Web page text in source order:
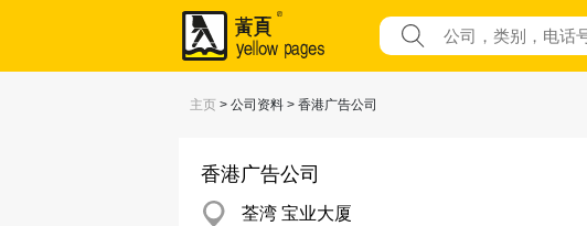
主页 > 公司资料 > 香港广告公司
香港广告公司
荃湾 宝业大厦